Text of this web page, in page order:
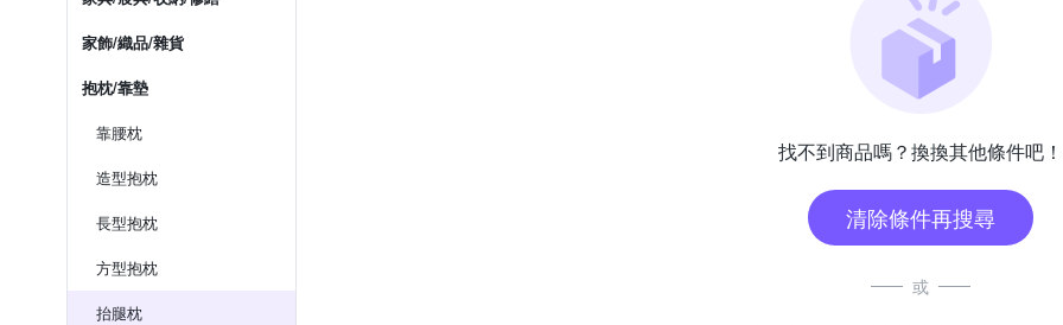
家飾/織品/雜貨
抱枕/靠墊
靠腰枕
造型抱枕
長型抱枕
方型抱枕
抬腿枕
找不到商品嗎？換換其他條件吧！
清除條件再搜尋
或